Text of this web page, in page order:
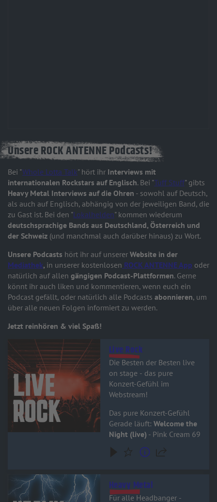
Unsere ROCK ANTENNE Podcasts!
Bei "Whole Lotta Talk" hört ihr Interviews mit
internationalen Rockstars auf Englisch. Bei "Tuff Stuff" gibts
Heavy Metal Interviews auf die Ohren - sowohl auf Deutsch,
als auch auf Englisch, abhängig von der jeweiligen Band, die
zu Gast ist. Bei den "Lokalhelden" kommen wiederum
deutschsprachige Bands aus Deutschland, Österreich und
der Schweiz (und manchmal auch darüber hinaus) zu Wort.
Unsere Podcasts hört ihr auf unserer Website in der
Mediathek, in unserer kostenlosen ROCK ANTENNE App oder
natürlich auf allen gängigen Podcast-Plattformen. Gerne
könnt ihr auch liken und kommentieren, wenn euch ein
Podcast gefällt, oder natürlich alle Podcasts abonnieren, um
über alle neuen Folgen informiert zu werden.
Jetzt reinhören & viel Spaß!
Audiotitel - Live Rock
Live Rock
Die Besten der Besten live
on stage - das pure
Konzert-Gefühl im
Webstream!
Das pure Konzert-Gefühl
Gerade läuft: Welcome the
Night (live) - Pink Cream 69
Audiotitel - Heavy Metal Heavy Metal
Für alle Headbanger -